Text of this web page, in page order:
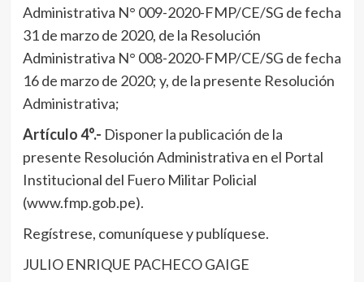
Administrativa N° 009-2020-FMP/CE/SG de fecha
31 de marzo de 2020, de la Resolución
Administrativa N° 008-2020-FMP/CE/SG de fecha
16 de marzo de 2020; y, de la presente Resolución
Administrativa;
Artículo 4°.- Disponer la publicación de la
presente Resolución Administrativa en el Portal
Institucional del Fuero Militar Policial
(www.fmp.gob.pe).
Regístrese, comuníquese y publíquese.
JULIO ENRIQUE PACHECO GAIGE